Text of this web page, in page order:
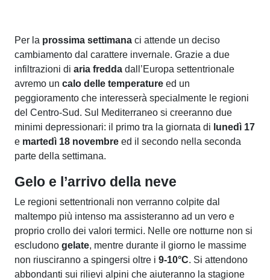
Per la prossima settimana ci attende un deciso
cambiamento dal carattere invernale. Grazie a due
infiltrazioni di aria fredda dall’Europa settentrionale
avremo un calo delle temperature ed un
peggioramento che interesserà specialmente le regioni
del Centro-Sud. Sul Mediterraneo si creeranno due
minimi depressionari: il primo tra la giornata di lunedì 17
e martedì 18 novembre ed il secondo nella seconda
parte della settimana.
Gelo e l’arrivo della neve
Le regioni settentrionali non verranno colpite dal
maltempo più intenso ma assisteranno ad un vero e
proprio crollo dei valori termici. Nelle ore notturne non si
escludono gelate, mentre durante il giorno le massime
non riusciranno a spingersi oltre i 9-10°C. Si attendono
abbondanti sui rilievi alpini che aiuteranno la stagione